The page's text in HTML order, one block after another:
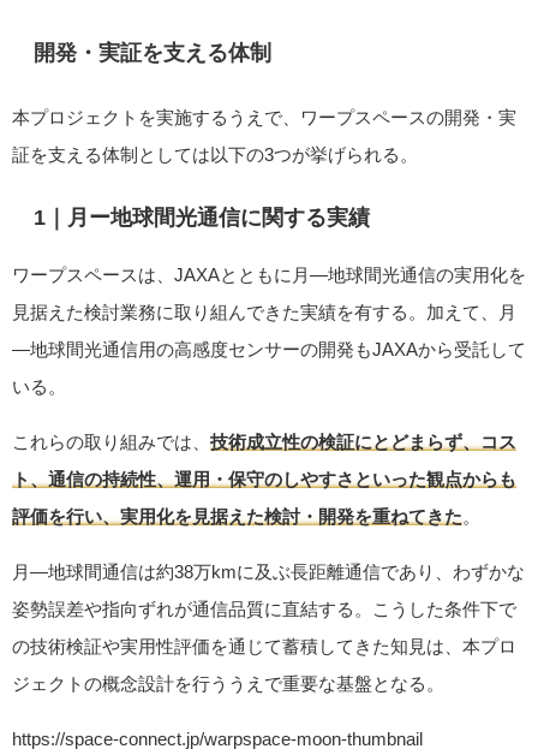
開発・実証を支える体制
本プロジェクトを実施するうえで、ワープスペースの開発・実
証を支える体制としては以下の3つが挙げられる。
1｜月ー地球間光通信に関する実績
ワープスペースは、JAXAとともに月―地球間光通信の実用化を
見据えた検討業務に取り組んできた実績を有する。加えて、月
―地球間光通信用の高感度センサーの開発もJAXAから受託して
いる。
これらの取り組みでは、 技術成立性の検証にとどまらず、コス
ト、通信の持続性、運用・保守のしやすさといった観点からも
評価を行い、実用化を見据えた検討・開発を重ねてきた。
月―地球間通信は約38万kmに及ぶ長距離通信であり、わずかな
姿勢誤差や指向ずれが通信品質に直結する。こうした条件下で
の技術検証や実用性評価を通じて蓄積してきた知見は、本プロ
ジェクトの概念設計を行ううえで重要な基盤となる。
https://space-connect.jp/warpspace-moon-thumbnail